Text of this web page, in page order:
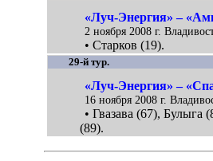
«Луч-Энергия» –
2 ноября 2008 г.
• Старков (19).
29-й тур.
«Луч-Энергия» –
16 ноября 2008 г.
• Гвазава (67),
(89).